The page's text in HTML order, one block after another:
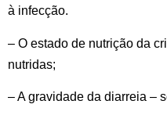
à infecção.
– O estado de nutrição da
nutridas;
– A gravidade da diarreia –